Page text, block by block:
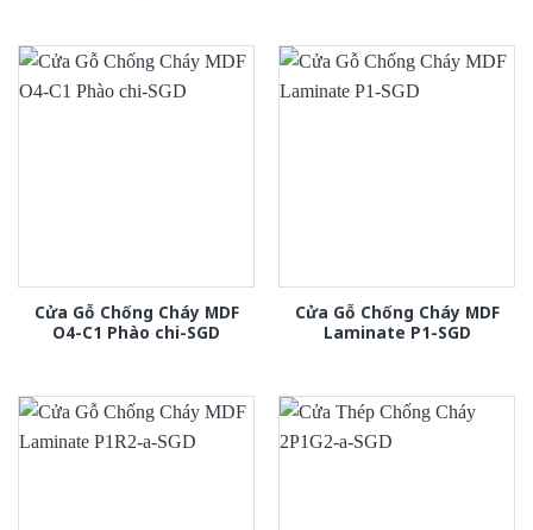
Cửa Gỗ Chống Cháy MDF
O4-C1 Phào chi-SGD
Cửa Gỗ Chống Cháy MDF
Laminate P1-SGD